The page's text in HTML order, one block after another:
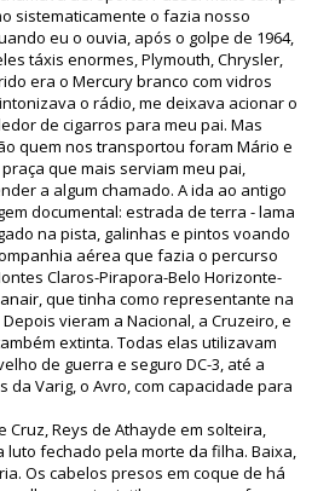
sistematicamente o fazia nosso
eu o ouvia, após o golpe de 1964,
táxis enormes, Plymouth, Chrysler,
era o Mercury branco com vidros
o rádio, me deixava acionar o
de cigarros para meu pai. Mas
quem nos transportou foram Mário e
que mais serviam meu pai,
a algum chamado. A ida ao antigo
documental: estrada de terra - lama
na pista, galinhas e pintos voando
aérea que fazia o percurso
Claros-Pirapora-Belo Horizonte-
que tinha como representante na
vieram a Nacional, a Cruzeiro, e
extinta. Todas elas utilizavam
de guerra e seguro DC-3, até a
da Varig, o Avro, com capacidade para
Cruz, Reys de Athayde em solteira,
fechado pela morte da filha. Baixa,
Os cabelos presos em coque de há